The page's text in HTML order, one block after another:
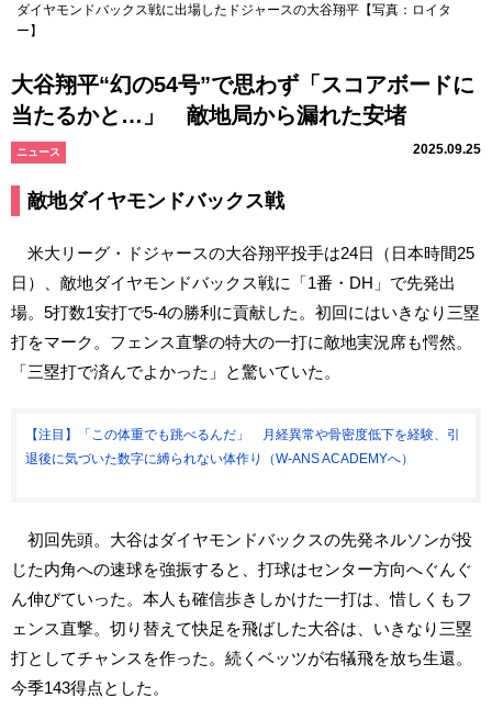
ダイヤモンドバックス戦に出場したドジャースの大谷翔平【写真：ロイタ
ー】
大谷翔平“幻の54号”で思わず「スコアボードに
当たるかと…」 敵地局から漏れた安堵
ニュース 2025.09.25
敵地ダイヤモンドバックス戦
米大リーグ・ドジャースの大谷翔平投手は24日（日本時間25
日）、敵地ダイヤモンドバックス戦に「1番・DH」で先発出
場。5打数1安打で5-4の勝利に貢献した。初回にはいきなり三塁
打をマーク。フェンス直撃の特大の一打に敵地実況席も愕然。
「三塁打で済んでよかった」と驚いていた。
【注目】「この体重でも跳べるんだ」 月経異常や骨密度低下を経験、引
退後に気づいた数字に縛られない体作り（W-ANS ACADEMYへ）
初回先頭。大谷はダイヤモンドバックスの先発ネルソンが投
じた内角への速球を強振すると、打球はセンター方向へぐんぐ
ん伸びていった。本人も確信歩きしかけた一打は、惜しくもフ
ェンス直撃。切り替えて快足を飛ばした大谷は、いきなり三塁
打としてチャンスを作った。続くベッツが右犠飛を放ち生還。
今季143得点とした。